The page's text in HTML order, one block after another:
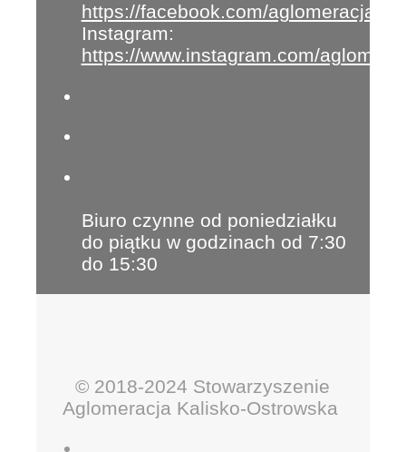
https://facebook.com/aglomeracja
Instagram:
https://www.instagram.com/
Biuro czynne od poniedziałku
do piątku w godzinach od 7:30
do 15:30
© 2018-2024 Stowarzyszenie
Aglomeracja Kalisko-Ostrowska